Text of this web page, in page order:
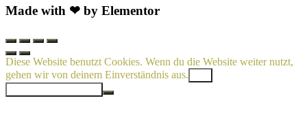
Made with ❤ by Elementor
Diese Website benutzt Cookies. Wenn du die Website weiter nutzt,
gehen wir von deinem Einverständnis aus.